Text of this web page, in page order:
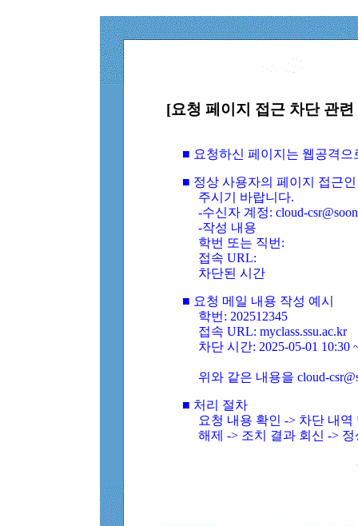
[요청 페이지 접근 차단 관
■ 요청하신 페이지는 웹공격
■ 정상 사용자의 페이지 접근
주시기 바랍니다.
-수신자 계정: cloud-
-작성 내용
학번 또는 직번:
접속 URL:
차단된 시간
■ 요청 메일 내용 작성 예시
학번: 202512345
접속 URL: myclass.ssu.ac.kr
차단 시간: 2025-05-01 10:30
위와 같은 내용을 cloud-
■ 처리 절차
요청 내용 확인 -> 차단 내
해제 -> 조치 결과 회신 ->